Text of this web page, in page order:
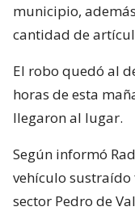
municipio,
cantidad de
El robo quedó al
horas de esta
llegaron al lugar.
Según informó
vehículo sustraído
sector Pedro de